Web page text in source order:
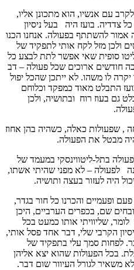
עם אנשיו, הוא מתכונן אליו,
צדדיה. בועז היה בעל ניסיון
להשתתף בפעולה. אנחנו הכנו
ולכן מזל לקח אותי לתפקיד של
סופית שאי אפשר לתת לבצע כל
חודשים ארוכים שכל פעולה – דב
לו משהו. לא ייתכן שהכל יפול
התבלט מאוד כמפקד וכלוחם
גם בעוז רוח ובתושיה, ולכן
, שפעולות כאלה, כשהיה בהן אחוז
מבטל את הפעולה.
בתל-ליטווינסקי במעמד של
לפעולה – לא מפני שהיתי אשתו,
היה לעזור בעצה ותושיה.
ופעמיים והכרנו כל חור בגדר,
שם, בכפרים הערביים, היכן
שליוויתי אותו כמעט בכל
הקרבי שלי, דבר אחד פסל אותי,
לפחות סמך עלי בתפקיד של
בכל הפעולות שהוא יצא אליהן
משאיר לגורל העיוור שום דבר.